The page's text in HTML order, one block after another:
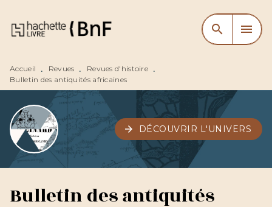
MENU RECHERCHE
CONTENU
search menu
Accueil • Revues • Revues d'histoire •
Bulletin des antiquités africaines
arrow_forward DÉCOUVRIR L'UNIVERS
Bulletin des antiquités